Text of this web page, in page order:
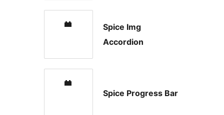
Spice Img
Accordion
Spice Progress Bar